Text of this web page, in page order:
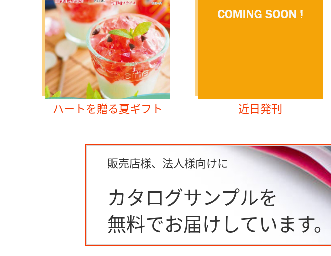
ハートを贈る夏ギフト 近日発刊
販売店様、法人様向けに
カタログサンプルを
無料でお届けしています。